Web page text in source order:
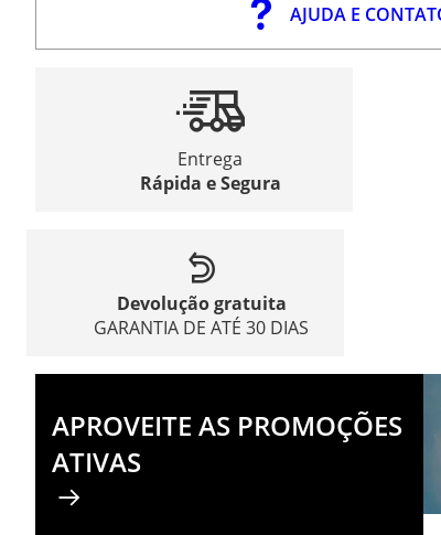
AJUDA E
Entrega
Rápida e Segura
Devolução gratuita
GARANTIA DE ATÉ 30 DIAS
APROVEITE AS PROMOÇÕES
ATIVAS